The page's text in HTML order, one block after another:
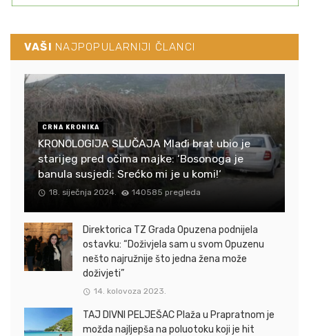
VAŠI NAJPOPULARNIJI ČLANCI
CRNA KRONIKA
KRONOLOGIJA SLUČAJA Mlađi brat ubio je
starijeg pred očima majke: ‘Bosonoga je
banula susjedi: Srećko mi je u komi!‘
18. siječnja 2024. 140585 pregleda
Direktorica TZ Grada Opuzena podnijela
ostavku: “Doživjela sam u svom Opuzenu
nešto najružnije što jedna žena može
doživjeti”
14. kolovoza 2023.
TAJ DIVNI PELJEŠAC Plaža u Prapratnom je
možda najljepša na poluotoku koji je hit